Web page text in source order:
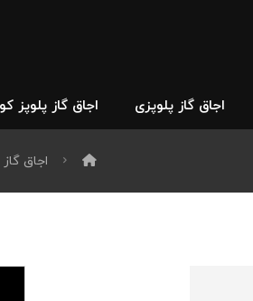
اجاق گاز پلوپزی اجاق گاز پلوپز
اجاق گاز